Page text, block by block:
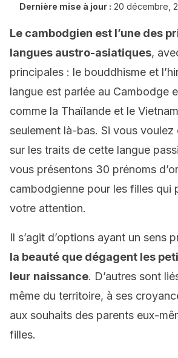
Dernière mise à jour : 20 décembre,
Le cambodgien est l’une des
langues austro-asiatiques,
principales : le bouddhisme et
langue est parlée au Cambodge
comme la Thaïlande et le
seulement là-bas. Si vous voulez
sur les traits de cette langue
vous présentons 30 prénoms
cambodgienne pour les filles qui
votre attention.
Il s’agit d’options ayant un sens
la beauté que dégagent les
leur naissance. D’autres sont
même du territoire, à ses
aux souhaits des parents eux-
filles.